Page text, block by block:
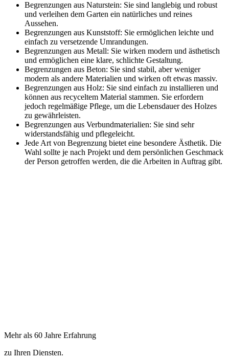
Begrenzungen aus Naturstein: Sie sind langlebig und robust
und verleihen dem Garten ein natürliches und reines
Aussehen.
Begrenzungen aus Kunststoff: Sie ermöglichen leichte und
einfach zu versetzende Umrandungen.
Begrenzungen aus Metall: Sie wirken modern und ästhetisch
und ermöglichen eine klare, schlichte Gestaltung.
Begrenzungen aus Beton: Sie sind stabil, aber weniger
modern als andere Materialien und wirken oft etwas massiv.
Begrenzungen aus Holz: Sie sind einfach zu installieren und
können aus recyceltem Material stammen. Sie erfordern
jedoch regelmäßige Pflege, um die Lebensdauer des Holzes
zu gewährleisten.
Begrenzungen aus Verbundmaterialien: Sie sind sehr
widerstandsfähig und pflegeleicht.
Jede Art von Begrenzung bietet eine besondere Ästhetik. Die
Wahl sollte je nach Projekt und dem persönlichen Geschmack
der Person getroffen werden, die die Arbeiten in Auftrag gibt.
Mehr als 60 Jahre Erfahrung
zu Ihren Diensten.